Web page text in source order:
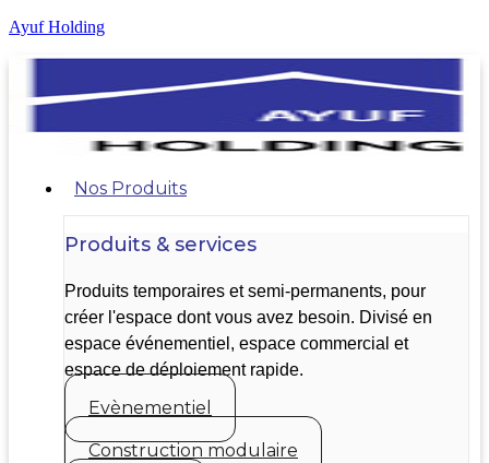
Ayuf Holding
Nos Produits
Produits & services
Produits temporaires et semi-permanents, pour
créer l'espace dont vous avez besoin. Divisé en
espace événementiel, espace commercial et
espace de déploiement rapide.
Evènementiel
Construction modulaire